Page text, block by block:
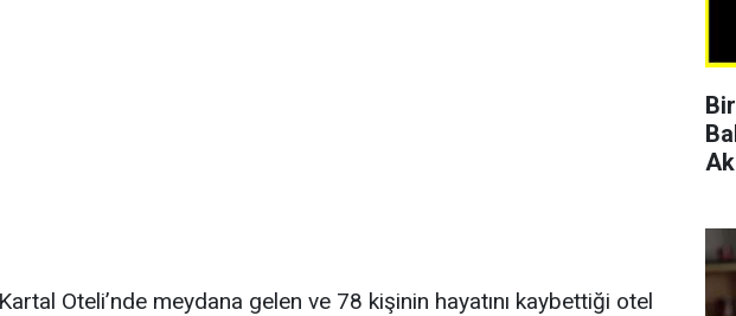
Oteli’nde meydana gelen ve 78 kişinin hayatını kaybettiği otel